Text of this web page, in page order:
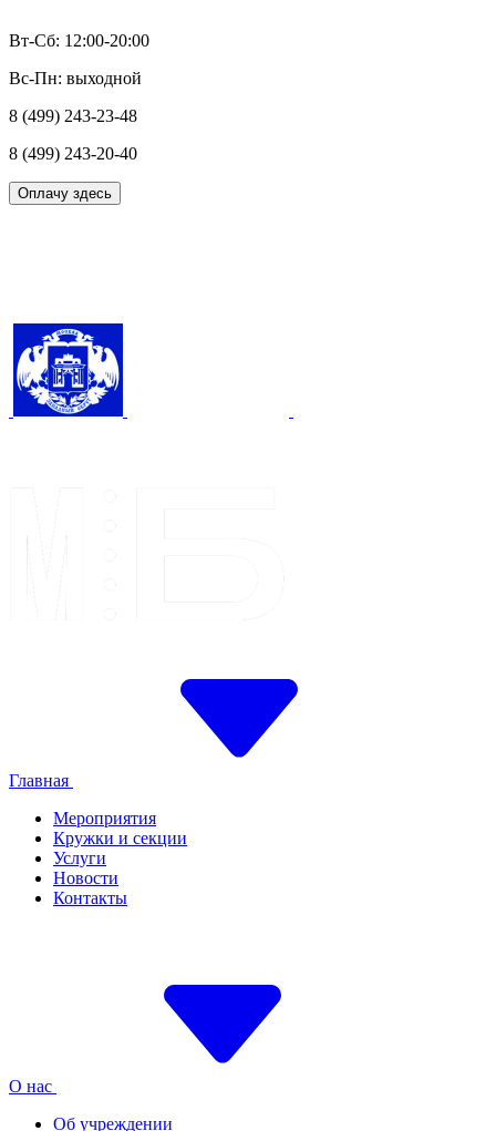
Вт-Сб: 12:00-20:00
Вс-Пн: выходной
8 (499) 243-23-48
8 (499) 243-20-40
Оплачу здесь
Главная
Мероприятия
Кружки и секции
Услуги
Новости
Контакты
О нас
Об учреждении